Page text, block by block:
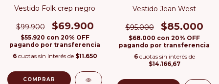
Vestido Folk crep negro
$99.900 $69.900
$55.920 con 20% OFF
pagando por transferencia
6 cuotas sin interés de $11.650
COMPRAR
Vestido Jean West
$95.000 $85.000
$68.000 con 20% OFF
pagando por transferencia
6 cuotas sin interés de
$14.166,67